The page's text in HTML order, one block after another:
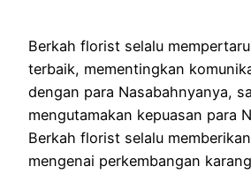
Berkah florist selalu
terbaik, mementingkan
dengan para Nasabahnyanya,
mengutamakan kepuasan para
Berkah florist selalu
mengenai perkembangan